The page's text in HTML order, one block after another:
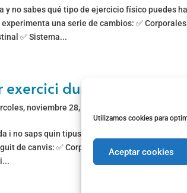
Utilizamos cookies para
Aceptar cookies
y no sabes qué tipo de ejercicio físico puedes
una serie de cambios: ✅
✅ Sistema...
exercici durant l’embaràs?
noviembre 28, 2018
i no saps quin tipus d’exercici físic pots fer❓
de canvis: ✅ Corporals ✅ Sistema